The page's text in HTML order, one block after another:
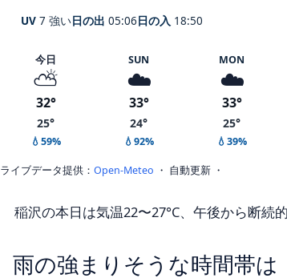
UV 7 強い日の出 05:06日の入 18:50
今日
⛅
32°
25°
💧59%
SUN
☁️
33°
24°
💧92%
MON
☁️
33°
25°
💧39%
ライブデータ提供： Open-Meteo ・ 自動更新 ・
稲沢の本日は気温22〜27°C、午後から断続
雨の強まりそうな時間帯は